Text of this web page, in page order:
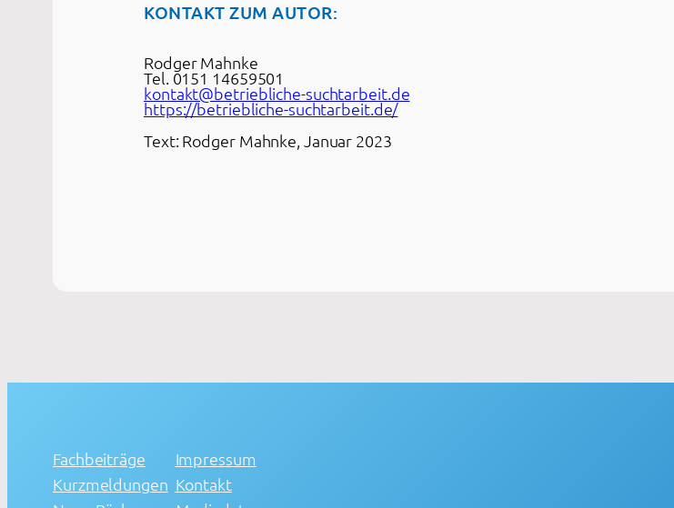
KONTAKT ZUM AUTOR:
Rodger Mahnke
Tel. 0151 14659501
kontakt@betriebliche-suchtarbeit.de
https://betriebliche-suchtarbeit.de/
Text: Rodger Mahnke, Januar 2023
Fachbeiträge
Kurzmeldungen
Impressum
Kontakt